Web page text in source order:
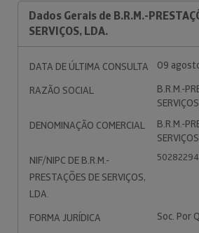
Dados Gerais de B.R.M.-
SERVIÇOS, LDA.
DATA DE ÚLTIMA CONSULTA
09
RAZÃO SOCIAL
B.R.M.-
DENOMINAÇÃO COMERCIAL
B.R.M.-
NIF/NIPC DE B.R.M.-
PRESTAÇÕES DE SERVIÇOS,
LDA.
FORMA JURÍDICA
Soc. Por